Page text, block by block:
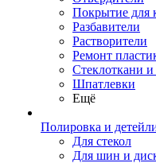
Покрытие для
Разбавители
Растворители
Ремонт
Стеклоткани
Шпатлевки
Ещё
Полировка и
Для стекол
Для шин и